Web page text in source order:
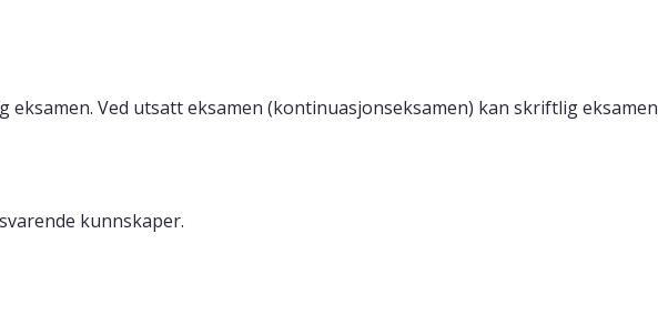
Ved utsatt eksamen (kontinuasjonseksamen) kan skriftlig
kunnskaper.